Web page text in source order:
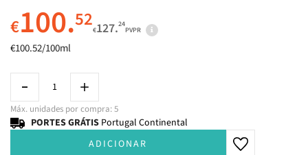
€100.52€127.24
PVPR
€100.52/100ml
Máx. unidades por compra: 5
PORTES GRÁTIS Portugal Continental
ADICIONAR